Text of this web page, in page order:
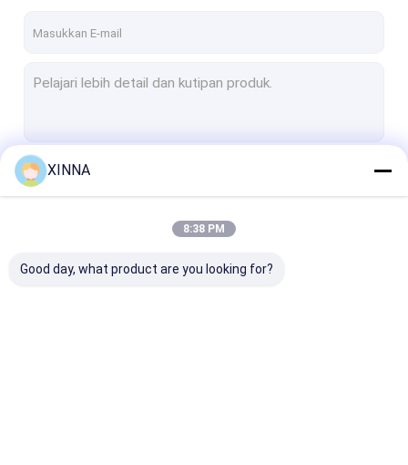
Membran PES
Membran Nilon
Penjaga Transduser
XINNA
8:38 PM
Good day, what product are you looking for?